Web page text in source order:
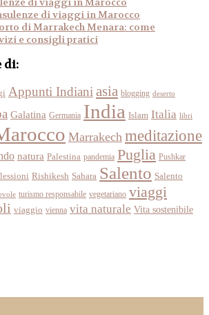
di viaggi in Marocco
di Marrakech Menara: come
e consigli pratici
di:
Appunti Indianiasia blogging deserto
Galatina Germania India Islam Italia libri
Marrakech meditazione
natura Palestina pandemia Puglia Pushkar
Rishikesh Sahara Salento Salento
turismo responsabile vegetariano viaggi
viaggio vienna vita naturale Vita sostenibile